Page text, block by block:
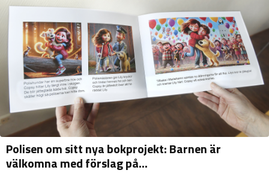
Polisen om sitt nya bokprojekt: Barnen är
välkomna med förslag på...